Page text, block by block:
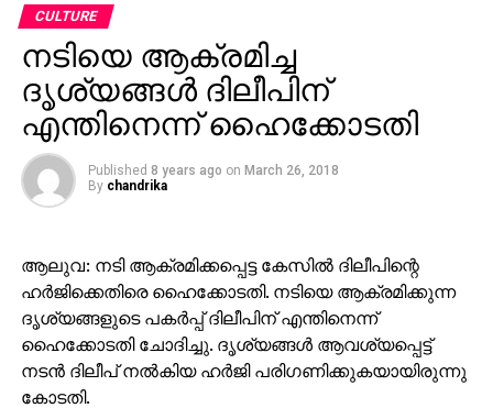
CULTURE
നടിയെ ആക്രമിച്ച
ദൃശ്യങ്ങള്‍ ദിലീപിന്
എന്തിനെന്ന് ഹൈക്കോടതി
Published 8 years ago on March 26, 2018
By chandrika
ആലുവ: നടി ആക്രമിക്കപ്പെട്ട കേസില്‍ ദിലീപിന്റെ
ഹര്‍ജിക്കെതിരെ ഹൈക്കോടതി. നടിയെ ആക്രമിക്കുന്ന
ദൃശ്യങ്ങളുടെ പകര്‍പ്പ് ദിലീപിന് എന്തിനെന്ന്
ഹൈക്കോടതി ചോദിച്ചു. ദൃശ്യങ്ങള്‍ ആവശ്യപ്പെട്ട്
നടന്‍ ദിലീപ് നല്‍കിയ ഹര്‍ജി പരിഗണിക്കുകയായിരുന്നു
കോടതി.